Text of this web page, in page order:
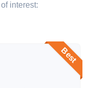
interest:
Best